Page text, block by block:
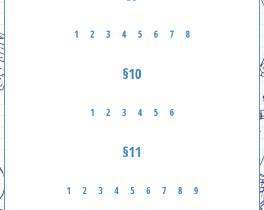
1 2 3 4 5 6 7 8
§10
1 2 3 4 5 6
§11
1 2 3 4 5 6 7 8 9